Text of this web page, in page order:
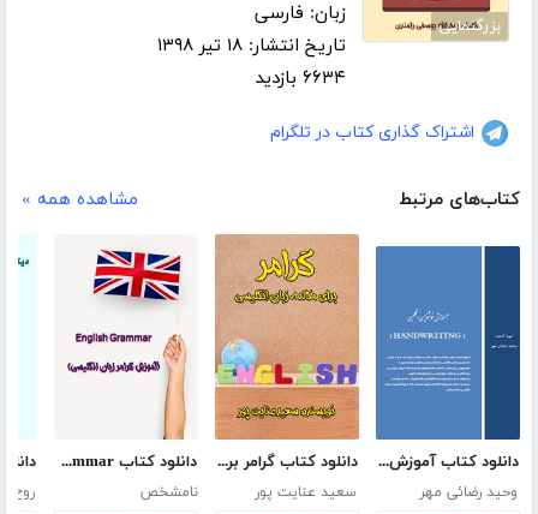
بزرگنمایی
زبان: فارسی
تاریخ انتشار: ۱۸ تیر ۱۳۹۸
۶۶۳۴ بازدید
اشتراک گذاری کتاب در تلگرام
کتاب‌های مرتبط مشاهده همه »
دانلود کتاب آموزش خوشنویسی انگلیسی
وحید رضائی مهر
دانلود کتاب گرامر برای مکالمه زبان انگلیسی
سعید عنایت پور
دانلود کتاب English Grammar (آموزش گرامر زبان انگلیسی)
نامشخص روح